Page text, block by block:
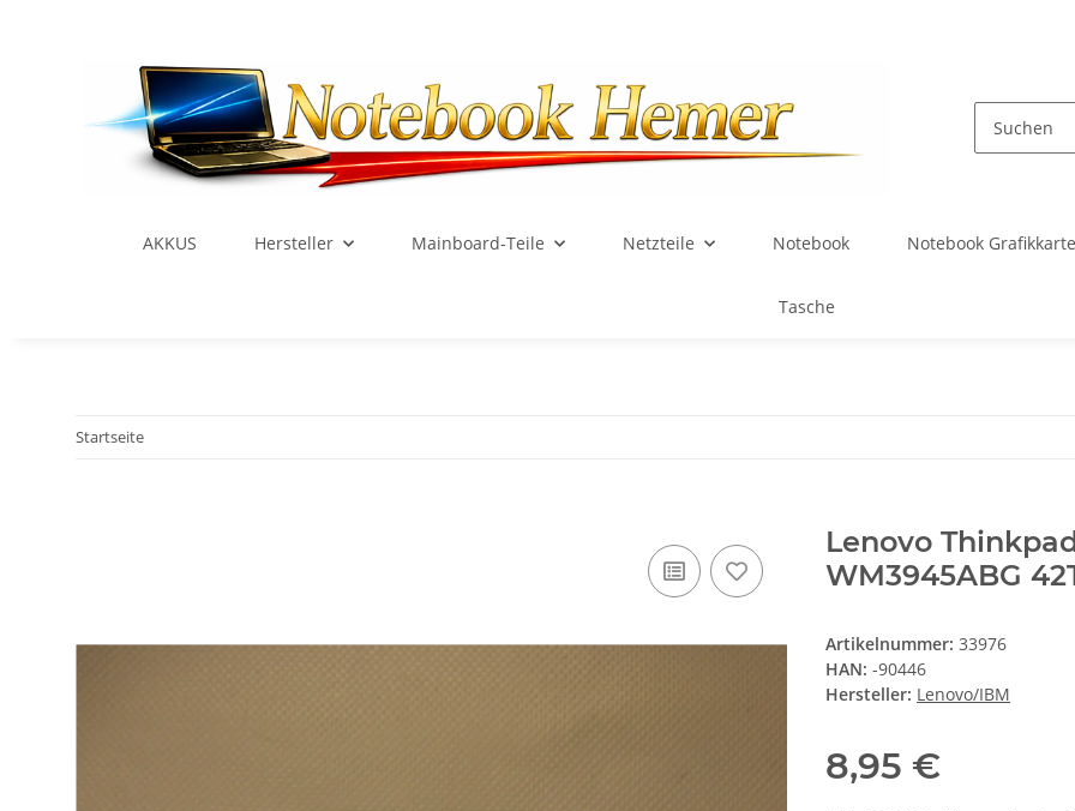
AKKUS Hersteller Mainboard-Teile Netzteile Notebook Notebook
Tasche
Startseite
Lenovo
WM3945ABG
Artikelnummer: 33976
HAN: -90446
Hersteller: Lenovo/IBM
8,95 €